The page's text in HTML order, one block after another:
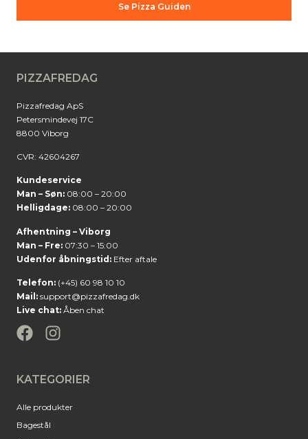
Se Pizza Guiden
PIZZAFREDAG
Pizzafredag ApS
Petersmindevej 17C
8800 Viborg
CVR: 42604267
Kundeservice
Man – Søn: 08:00 – 20:00
Helligdage: 08:00 – 20:00
Afhentning – Viborg
Man – Fre: 07:30 – 15:00
Udenfor åbningstid: Efter aftale
Telefon: (+45) 60 98 10 10
Mail: support@pizzafredag.dk
Live chat: Åben chat
KATEGORIER
Alle produkter
Bagestål